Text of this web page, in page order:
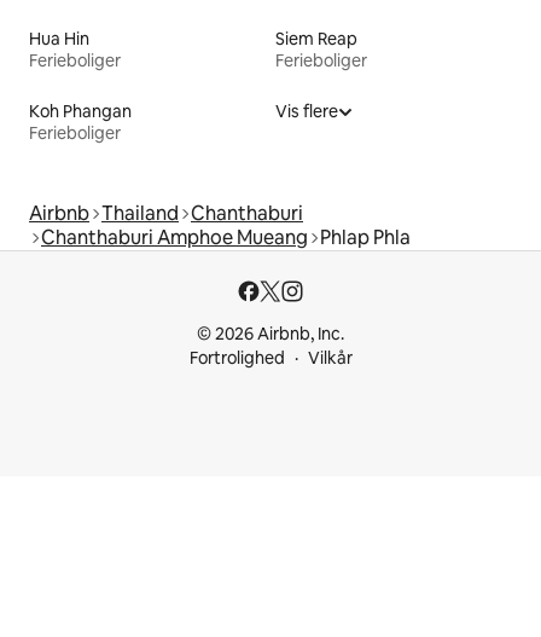
Hua Hin
Ferieboliger
Siem Reap
Ferieboliger
Koh Phangan
Ferieboliger
Vis flere
Airbnb Thailand Chanthaburi
Chanthaburi Amphoe Mueang Phlap Phla
© 2026 Airbnb, Inc.
Fortrolighed
Vilkår